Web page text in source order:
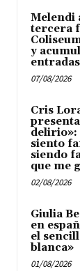
Melendi
tercera
y
07/08/2026
Cris
delirio»:
siento
siendo
que me
02/08/2026
Giulia
en
el
blanca»
01/08/2026